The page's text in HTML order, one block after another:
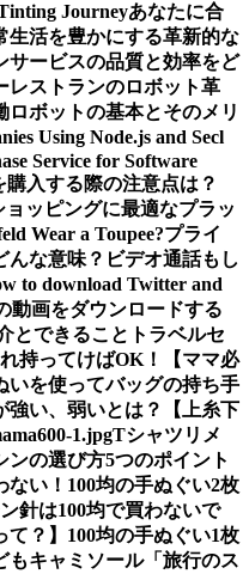
Journeyあなたに合
生活を豊かにする革新的な
サービスの品質と効率をど
レストランのロボット革
ロボットの基本とそのメリ
Using Node.js and Secl
Service for Software
購入する際の注意点は？
ッピングに最適なプラッ
Wear a Toupee?プライ
んな意味？ ビデオ通話もし
to download Twitter and
動画をダウンロードする
とできること トラベルセ
持ってけばOK！【ママ必
いを使ってバッグの持ち手
強い、弱いとは？【上糸下
1.jpgTシャツリメ
ンの選び方5つのポイント
い！ 100均の手ぬぐい2枚
ン針は100均で買わないで
？】 100均の手ぬぐい1枚
もキャミソール「旅行のス